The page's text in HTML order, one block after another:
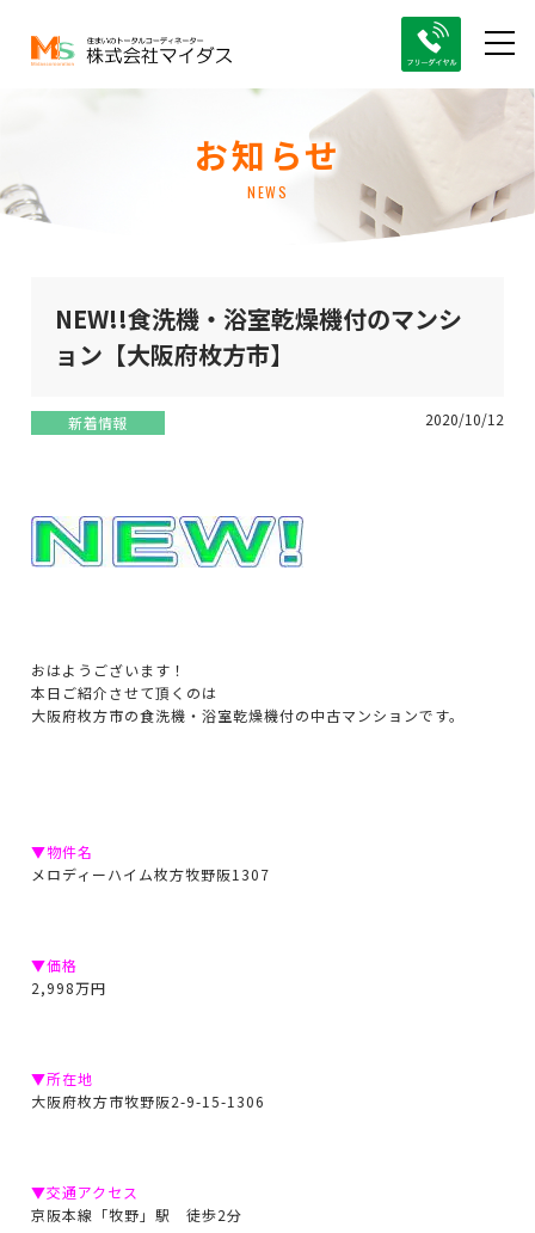
お知らせ
NEWS
NEW!!食洗機・浴室乾燥機付のマンシ
ョン【大阪府枚方市】
新着情報 2020/10/12
おはようございます！
本日ご紹介させて頂くのは
大阪府枚方市の食洗機・浴室乾燥機付の中古マンションです。
▼物件名
メロディーハイム枚方牧野阪1307
▼価格
2,998万円
▼所在地
大阪府枚方市牧野阪2-9-15-1306
▼交通アクセス
京阪本線「牧野」駅 徒歩2分